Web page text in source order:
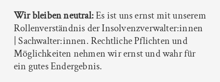
Wir bleiben neutral:Es ist uns ernst mit unserem
Rollenverständnis der Insolvenzverwalter:innen
| Sachwalter:innen. Rechtliche Pflichten und
Möglichkeiten nehmen wir ernst und wahr für
ein gutes Endergebnis.